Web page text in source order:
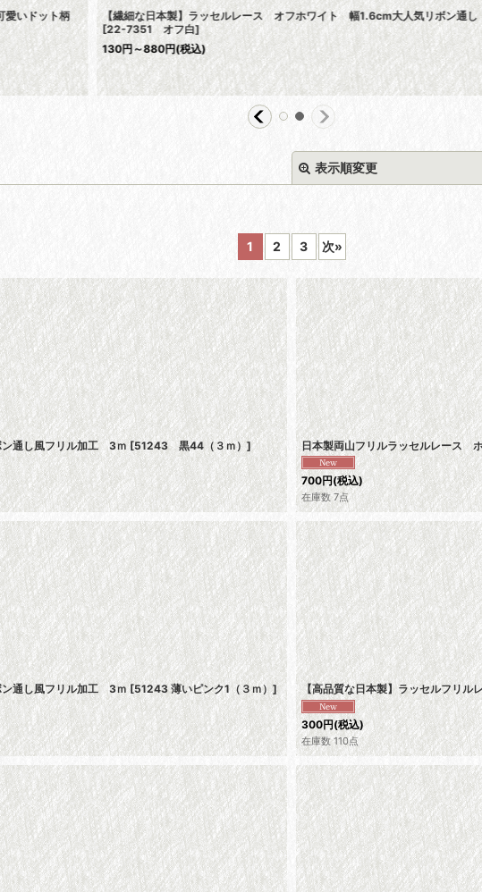
愛いドット柄
【繊細な日本製】ラッセルレース オフホワイト 幅1.6cm大人気リボン通し
[22-7351 オフ白]
130円～880円(税込)
表示順変更
絞り込む
1 2 3 次»
通し風フリル加工 3ｍ [51243 黒44（３ｍ）] 日本製両山フリルラッセルレース
700円(税込)
在庫数 7点
通し風フリル加工 3ｍ [51243 薄いピンク1（３ｍ）] 【高品質な日本製】ラッセルフ
300円(税込)
在庫数 110点